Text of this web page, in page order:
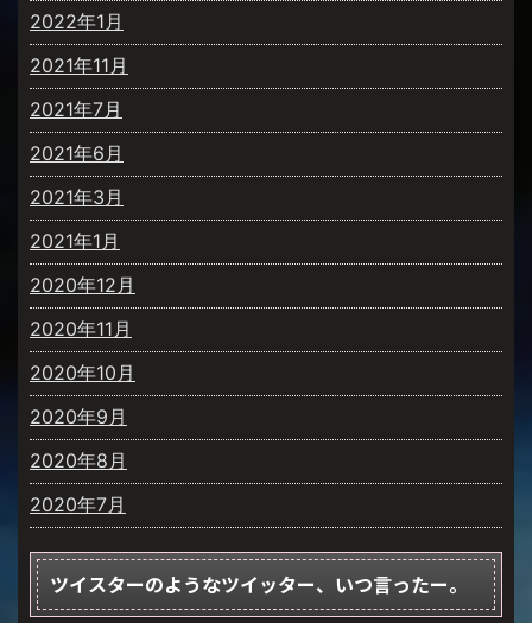
2022年1月
2021年11月
2021年7月
2021年6月
2021年3月
2021年1月
2020年12月
2020年11月
2020年10月
2020年9月
2020年8月
2020年7月
ツイスターのようなツイッター、いつ言ったー。